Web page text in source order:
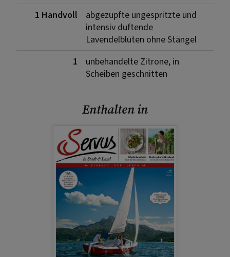
1 Handvoll
abgezupfte ungespritzte und
intensiv duftende
Lavendelblüten ohne Stängel
1
unbehandelte Zitrone, in
Scheiben geschnitten
Enthalten in